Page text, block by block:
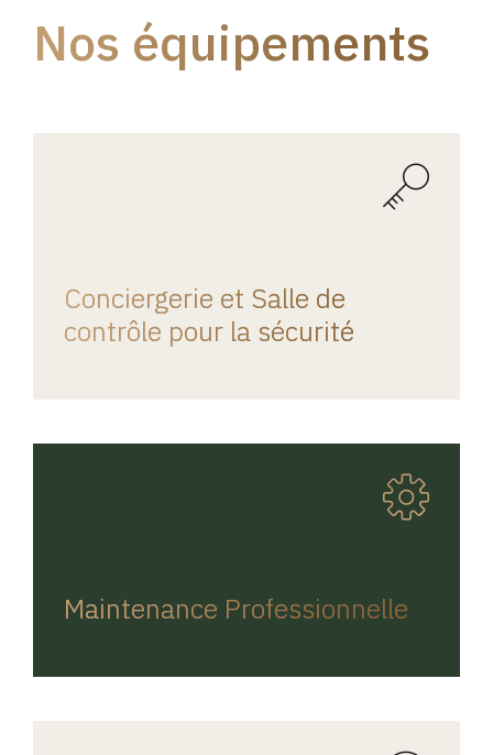
Nos équipements
Conciergerie et Salle de
contrôle pour la sécurité
Maintenance Professionnelle